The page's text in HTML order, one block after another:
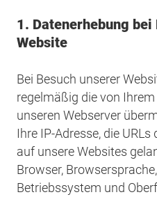
1. Datenerhebung bei
Website
Bei Besuch unserer
regelmäßig die von
unseren Webserver
Ihre IP-Adresse, die
auf unsere Websites
Browser,
Betriebssystem und